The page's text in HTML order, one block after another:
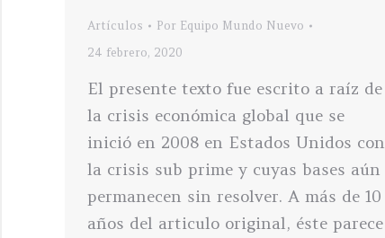
Artículos Por Equipo Mundo Nuevo
24 febrero, 2020
El presente texto fue escrito a raíz de
la crisis económica global que se
inició en 2008 en Estados Unidos con
la crisis sub prime y cuyas bases aún
permanecen sin resolver. A más de 10
años del articulo original, éste parece